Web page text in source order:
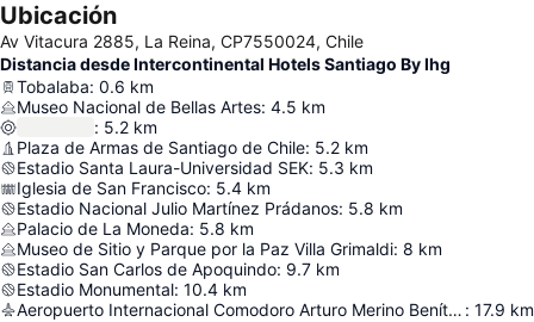
Ubicación
Av Vitacura 2885, La Reina, CP7550024, Chile
Distancia desde Intercontinental Hotels Santiago By Ihg
Tobalaba: 0.6 km
Museo Nacional de Bellas Artes: 4.5 km
: 5.2 km
Plaza de Armas de Santiago de Chile: 5.2 km
Estadio Santa Laura-Universidad SEK: 5.3 km
Iglesia de San Francisco: 5.4 km
Estadio Nacional Julio Martínez Prádanos: 5.8 km
Palacio de La Moneda: 5.8 km
Museo de Sitio y Parque por la Paz Villa Grimaldi: 8 km
Estadio San Carlos de Apoquindo: 9.7 km
Estadio Monumental: 10.4 km
Aeropuerto Internacional Comodoro Arturo Merino Benítez : 17.9 km